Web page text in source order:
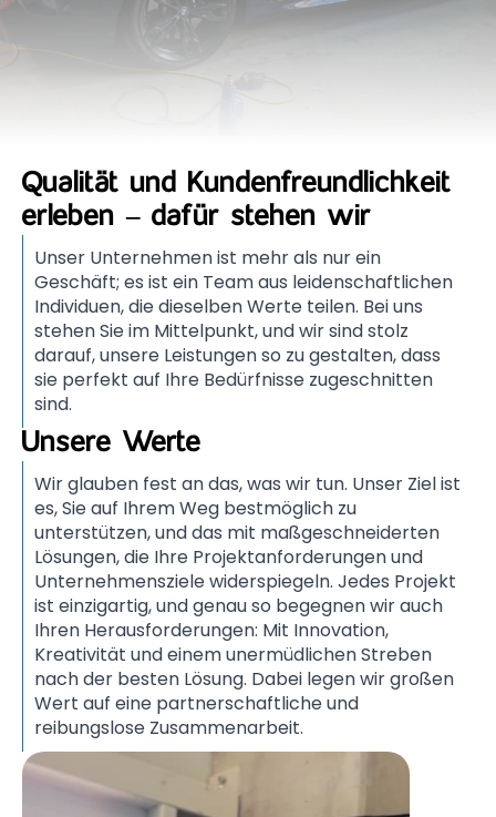
Qualität und Kundenfreundlichkeit
erleben – dafür stehen wir
Unser Unternehmen ist mehr als nur ein
Geschäft; es ist ein Team aus leidenschaftlichen
Individuen, die dieselben Werte teilen. Bei uns
stehen Sie im Mittelpunkt, und wir sind stolz
darauf, unsere Leistungen so zu gestalten, dass
sie perfekt auf Ihre Bedürfnisse zugeschnitten
sind.
Unsere Werte
Wir glauben fest an das, was wir tun. Unser Ziel ist
es, Sie auf Ihrem Weg bestmöglich zu
unterstützen, und das mit maßgeschneiderten
Lösungen, die Ihre Projektanforderungen und
Unternehmensziele widerspiegeln. Jedes Projekt
ist einzigartig, und genau so begegnen wir auch
Ihren Herausforderungen: Mit Innovation,
Kreativität und einem unermüdlichen Streben
nach der besten Lösung. Dabei legen wir großen
Wert auf eine partnerschaftliche und
reibungslose Zusammenarbeit.